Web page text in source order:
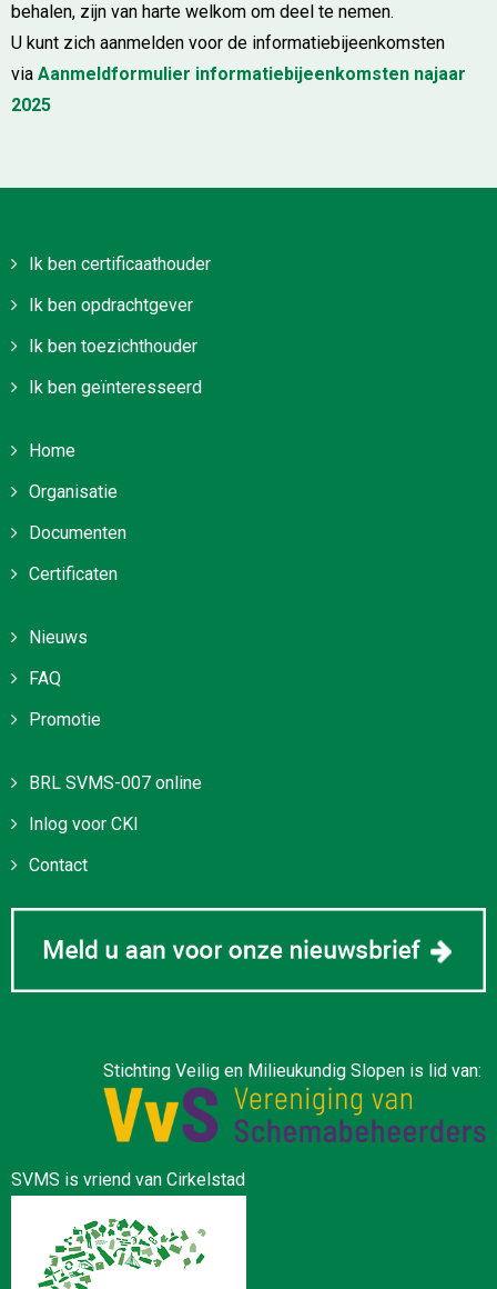
behalen, zijn van harte welkom om deel te nemen.
U kunt zich aanmelden voor de informatiebijeenkomsten
via Aanmeldformulier informatiebijeenkomsten najaar
2025
Ik ben certificaathouder
Ik ben opdrachtgever
Ik ben toezichthouder
Ik ben geïnteresseerd
Home
Organisatie
Documenten
Certificaten
Nieuws
FAQ
Promotie
BRL SVMS-007 online
Inlog voor CKI
Contact
Stichting Veilig en Milieukundig Slopen is lid van:
SVMS is vriend van Cirkelstad